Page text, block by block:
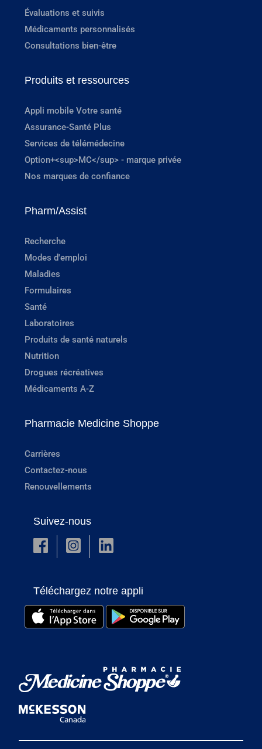
Évaluations et suivis
Médicaments personnalisés
Consultations bien-être
Produits et ressources
Appli mobile Votre santé
Assurance-Santé Plus
Services de télémédecine
Option+<sup>MC</sup> - marque privée
Nos marques de confiance
Pharm/Assist
Recherche
Modes d'emploi
Maladies
Formulaires
Santé
Laboratoires
Produits de santé naturels
Nutrition
Drogues récréatives
Médicaments A-Z
Pharmacie Medicine Shoppe
Carrières
Contactez-nous
Renouvellements
Suivez-nous
Téléchargez notre appli